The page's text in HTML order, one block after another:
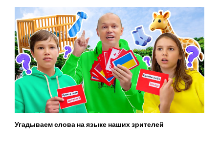
Угадываем слова на языке наших зрителей